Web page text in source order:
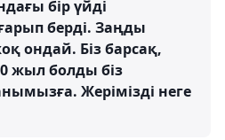
бір үйді
берді. Заңды
ондай. Біз барсақ,
жыл болды біз
Жерімізді неге